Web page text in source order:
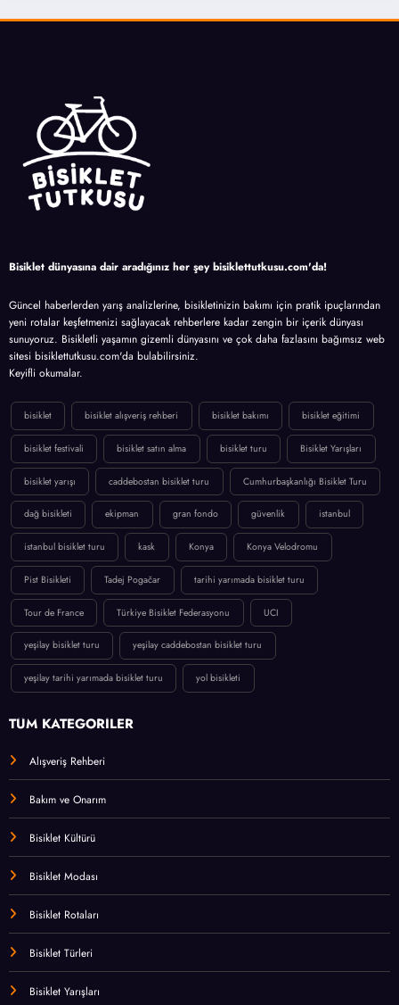
Bisiklet dünyasına dair aradığınız her şey bisiklettutkusu.com'da!
Güncel haberlerden yarış analizlerine, bisikletinizin bakımı için pratik ipuçlarından
yeni rotalar keşfetmenizi sağlayacak rehberlere kadar zengin bir içerik dünyası
sunuyoruz. Bisikletli yaşamın gizemli dünyasını ve çok daha fazlasını bağımsız web
sitesi bisiklettutkusu.com'da bulabilirsiniz.
Keyifli okumalar.
bisiklet bisiklet alışveriş rehberi bisiklet bakımı bisiklet eğitimi
bisiklet festivali bisiklet satın alma bisiklet turu Bisiklet Yarışları
bisiklet yarışı caddebostan bisiklet turu Cumhurbaşkanlığı Bisiklet Turu
dağ bisikleti ekipman gran fondo güvenlik istanbul
istanbul bisiklet turu kask Konya Konya Velodromu
Pist Bisikleti Tadej Pogačar tarihi yarımada bisiklet turu
Tour de France Türkiye Bisiklet Federasyonu UCI
yeşilay bisiklet turu yeşilay caddebostan bisiklet turu
yeşilay tarihi yarımada bisiklet turu yol bisikleti
TÜM KATEGORİLER
Alışveriş Rehberi
Bakım ve Onarım
Bisiklet Kültürü
Bisiklet Modası
Bisiklet Rotaları
Bisiklet Türleri
Bisiklet Yarışları